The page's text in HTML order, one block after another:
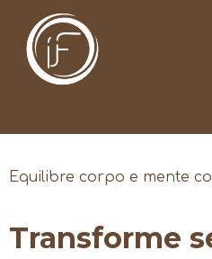
Equilibre corpo e mente
Transforme